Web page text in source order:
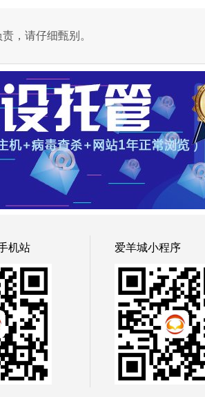
，请仔细甄别。
机站 爱羊城小程序